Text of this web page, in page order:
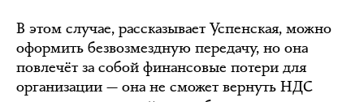
В этом случае, рассказывает Успенская, можно
оформить безвозмездную передачу, но она
повлечёт за собой финансовые потери для
организации — она не сможет вернуть НДС